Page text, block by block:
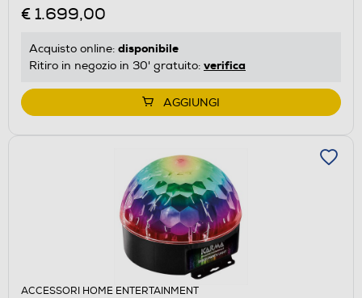
€ 1.699,00
Acquisto online: disponibile
Ritiro in negozio in 30' gratuito: verifica
AGGIUNGI
ACCESSORI HOME ENTERTAINMENT